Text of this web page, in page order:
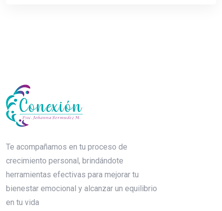
Te acompañamos en tu proceso de
crecimiento personal, brindándote
herramientas efectivas para mejorar tu
bienestar emocional y alcanzar un equilibrio
en tu vida